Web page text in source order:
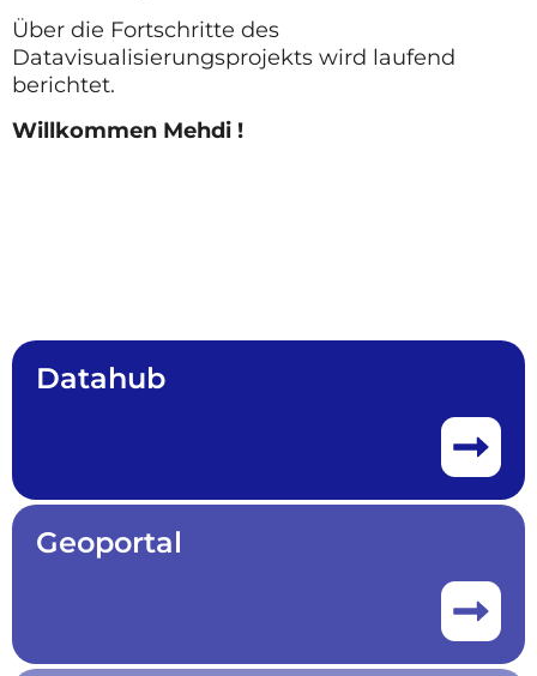
Über die Fortschritte des
Datavisualisierungsprojekts wird laufend
berichtet.
Willkommen Mehdi !
Datahub
Geoportal